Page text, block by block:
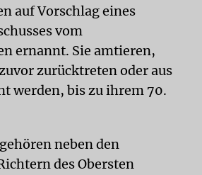
auf Vorschlag eines
vom
ernannt. Sie amtieren,
zurücktreten oder aus
werden, bis zu ihrem 70.
neben den
des Obersten